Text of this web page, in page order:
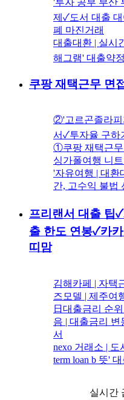
'투자 공부 부산
제✓도서 대출
폐 마진거래
대출대환 | 실시
해그램' 대출약
쿠팡 재택근무 면
②'고르곤졸라피
서✓투자율 구하
①쿠팡 재택근무
싱가폴여행 니트
'자유여행 | 대환
간, 고수익 불법
프리랜서 대출 팁
출 한도 연봉✓카
띠맘
김해카페 | 자택
즈모델 | 제주여
日대출금리 순
음 | 대출금리
서
nexo 거래소 |
term loan b 뜻'
실시간